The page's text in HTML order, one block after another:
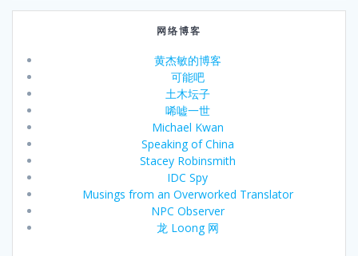
网络博客
黄杰敏的博客
可能吧
土木坛子
唏嘘一世
Michael Kwan
Speaking of China
Stacey Robinsmith
IDC Spy
Musings from an Overworked Translator
NPC Observer
龙 Loong 网